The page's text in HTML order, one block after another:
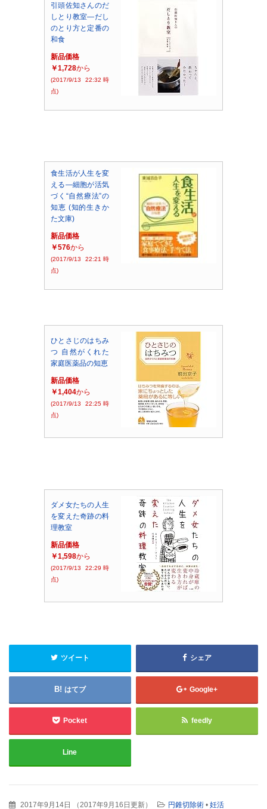
引頭佐知さんのだ
しとり教室―だし
のとり方と定番の
和食
新品価格
￥1,728から
(2017/9/13 22:32時
点)
食生活が人生を変
える―細胞が活気
づく“自然療法”の
知恵 (知的生きか
た文庫)
新品価格
￥576から
(2017/9/13 22:21時
点)
ひとさじのはちみ
つ 自然がくれた
家庭医薬品の知恵
新品価格
￥1,404から
(2017/9/13 22:25時
点)
ダメ女たちの人生
を変えた奇跡の料
理教室
新品価格
￥1,598から
(2017/9/13 22:29時
点)
ツイート シェア
はてブ Google+
Pocket feedly
Line
2017年9月14日 （2017年9月16日更新） 円錐切除術 • 妊活